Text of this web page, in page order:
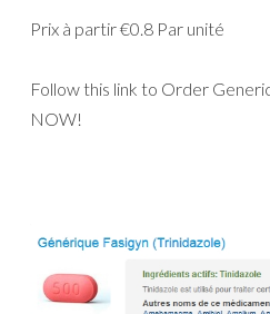
Prix à partir€0.8 Par unité
Follow this link to Order
NOW!